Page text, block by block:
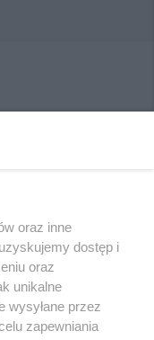
oraz inne
dostęp i
oraz
unikalne
wysyłane przez
zapewniania